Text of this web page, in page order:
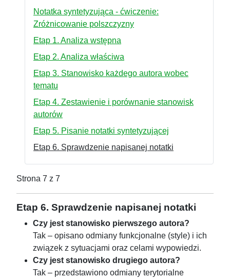
Notatka syntetyzująca - ćwiczenie:
Zróżnicowanie polszczyzny
Etap 1. Analiza wstępna
Etap 2. Analiza właściwa
Etap 3. Stanowisko każdego autora wobec
tematu
Etap 4. Zestawienie i porównanie stanowisk
autorów
Etap 5. Pisanie notatki syntetyzującej
Etap 6. Sprawdzenie napisanej notatki
Strona 7 z 7
Etap 6. Sprawdzenie napisanej notatki
Czy jest stanowisko pierwszego autora?
Tak – opisano odmiany funkcjonalne (style) i ich
związek z sytuacjami oraz celami wypowiedzi.
Czy jest stanowisko drugiego autora?
Tak – przedstawiono odmiany terytorialne